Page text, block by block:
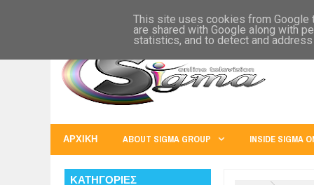
EUROPE U.S.A. AUSTRALIA
ΑΡΧΙΚΗ ABOUT SIGMA GROUP INSIDE SIGMA
ΚΑΤΗΓΟΡΙΕΣ
This site uses cookies from Google
are shared with Google along with
statistics, and to detect and address